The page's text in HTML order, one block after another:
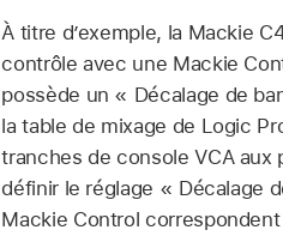
À titre d’exemple, la Mackie
contrôle avec une Mackie
possède un « Décalage de
la table de mixage de Logic
tranches de console VCA aux
définir le réglage « Décalage
Mackie Control